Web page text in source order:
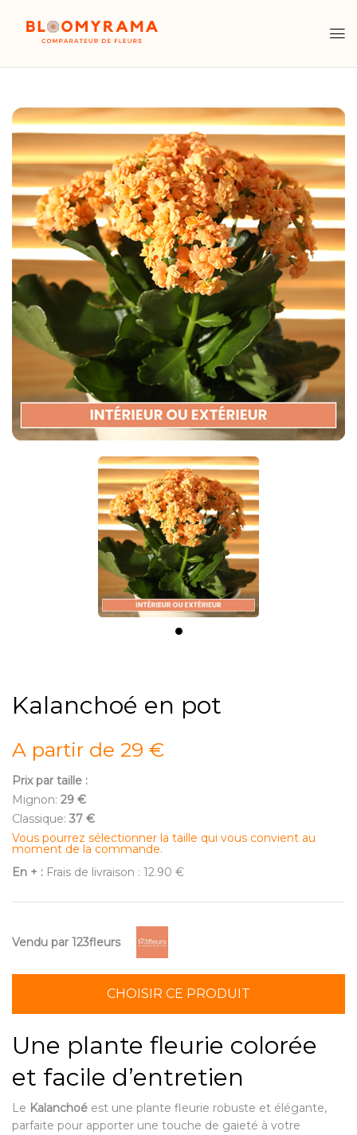
Kalanchoé en pot
A partir de 29 €
Prix par taille :
Mignon: 29 €
Classique: 37 €
Vous pourrez sélectionner la taille qui vous convient au
moment de la commande.
En + : Frais de livraison : 12.90 €
Vendu par 123fleurs
CHOISIR CE PRODUIT
Une plante fleurie colorée
et facile d’entretien
Le Kalanchoé est une plante fleurie robuste et élégante,
parfaite pour apporter une touche de gaieté à votre